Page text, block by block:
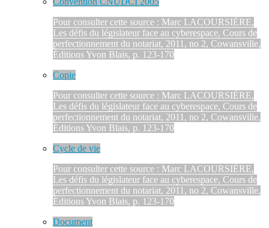
Pour consulter cette source : Marc LACOURSIÈRE,
Les défis du législateur face au cyberespace, Cours de
perfectionnement du notariat, 2011, no 2, Cowansville,
Éditions Yvon Blais, p. 123-170
Copie
Pour consulter cette source : Marc LACOURSIÈRE,
Les défis du législateur face au cyberespace, Cours de
perfectionnement du notariat, 2011, no 2, Cowansville,
Éditions Yvon Blais, p. 123-170
Cycle de vie
Pour consulter cette source : Marc LACOURSIÈRE,
Les défis du législateur face au cyberespace, Cours de
perfectionnement du notariat, 2011, no 2, Cowansville,
Éditions Yvon Blais, p. 123-170
Document